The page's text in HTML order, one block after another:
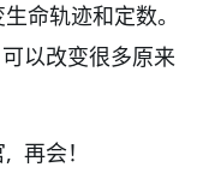
命轨迹和定数。
以改变很多原来
再会！